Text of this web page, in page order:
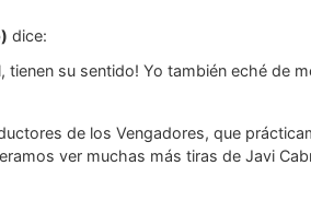
dice:
tienen su sentido! Yo también eché de
de los Vengadores, que
ver muchas más tiras de Javi